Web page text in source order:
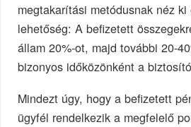
megtakarítási metódusnak néz
lehetőség: A befizetett
állam 20%-ot, majd további 20-
bizonyos időközönként a
Mindezt úgy, hogy a befizetett
ügyfél rendelkezik a megfelelő